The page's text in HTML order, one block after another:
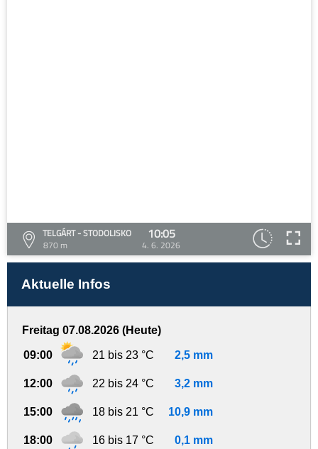
TELGÁRT - STODOLISKO
870 m
10:05
4. 6. 2026
Aktuelle Infos
Freitag 07.08.2026 (Heute)
09:00 21 bis 23 °C 2,5 mm
12:00 22 bis 24 °C 3,2 mm
15:00 18 bis 21 °C 10,9 mm
18:00 16 bis 17 °C 0,1 mm